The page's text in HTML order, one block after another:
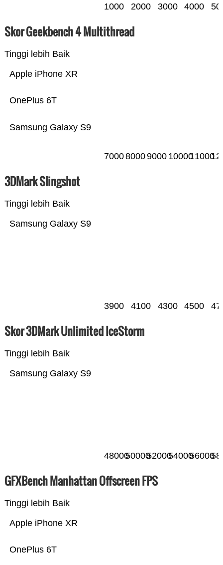
1000 2000 3000 4000
Skor Geekbench 4 Multithread
Tinggi lebih Baik
Samsung Galaxy S9
OnePlus 6T
Apple iPhone XR
700080009000 1000011000
3DMark Slingshot
Tinggi lebih Baik
Samsung Galaxy S9
3900 4100 4300 4500
Skor 3DMark Unlimited IceStorm
Tinggi lebih Baik
Samsung Galaxy S9
4800050000520005400056000
GFXBench Manhattan Offscreen FPS
Tinggi lebih Baik
OnePlus 6T
Apple iPhone XR